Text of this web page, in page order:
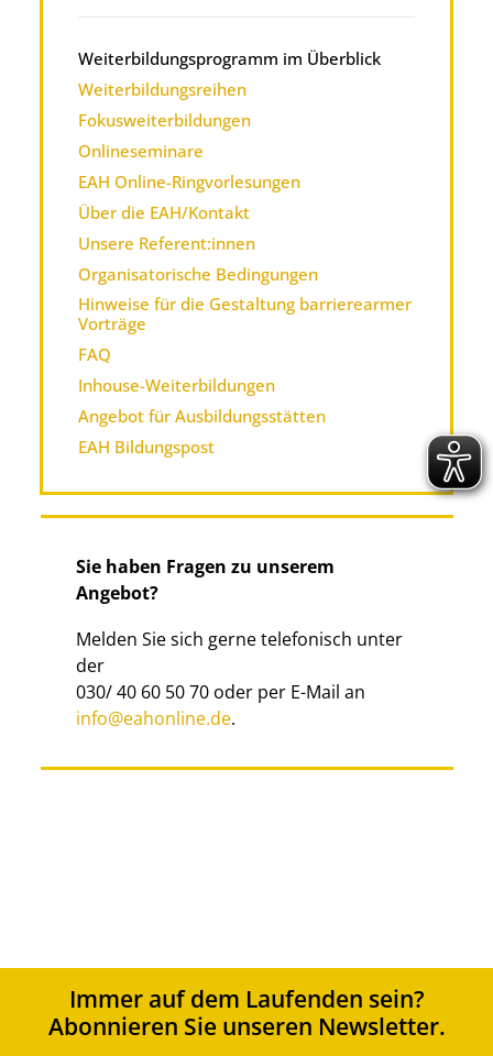
Weiterbildungsprogramm im Überblick
Weiterbildungsreihen
Fokusweiterbildungen
Onlineseminare
EAH Online-Ringvorlesungen
Über die EAH/Kontakt
Unsere Referent:innen
Organisatorische Bedingungen
Hinweise für die Gestaltung barrierearmer
Vorträge
FAQ
Inhouse-Weiterbildungen
Angebot für Ausbildungsstätten
EAH Bildungspost
Sie haben Fragen zu unserem
Angebot?
Melden Sie sich gerne telefonisch unter
der
030/ 40 60 50 70 oder per E-Mail an
info@eahonline.de.
Immer auf dem Laufenden sein?
Abonnieren Sie unseren Newsletter.